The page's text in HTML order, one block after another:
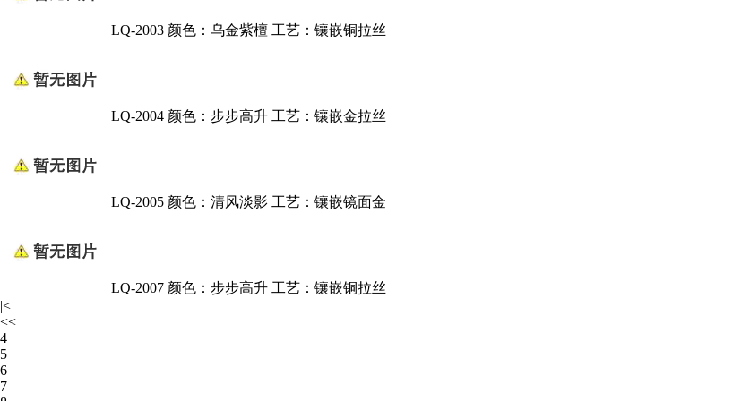
LQ-2003 颜色：乌金紫檀 工艺：镶嵌铜拉丝
LQ-2004 颜色：步步高升 工艺：镶嵌金拉丝
LQ-2005 颜色：清风淡影 工艺：镶嵌镜面金
LQ-2007 颜色：步步高升 工艺：镶嵌铜拉丝
|<
<<
4
5
6
7